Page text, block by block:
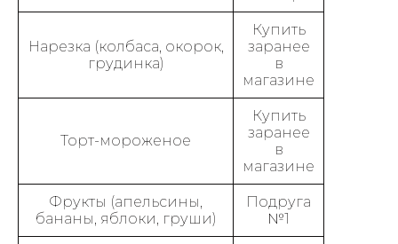
Нарезка (колбаса, окорок,
грудинка)
Купить
заранее
в
магазине
Торт-мороженое
Купить
заранее
в
магазине
Фрукты (апельсины,
бананы, яблоки, груши)
Подруга
№1